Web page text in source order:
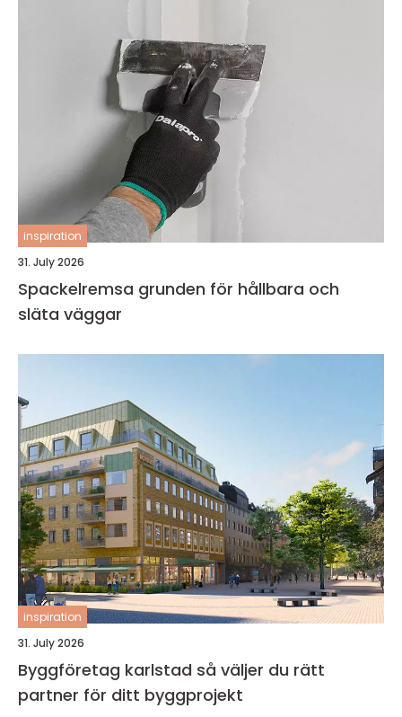
inspiration
31. July 2026
Spackelremsa grunden för hållbara och
släta väggar
inspiration
31. July 2026
Byggföretag karlstad så väljer du rätt
partner för ditt byggprojekt